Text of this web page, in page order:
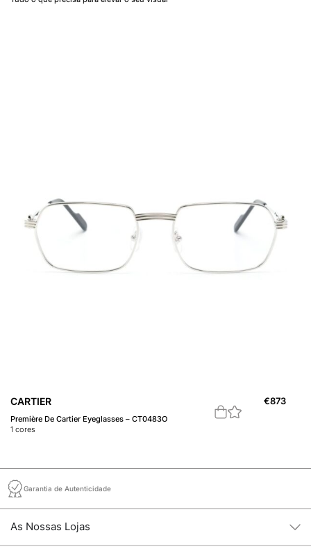
CARTIER
Première De Cartier Eyeglasses – CT0483O
1 cores
€873
Garantia de Autenticidade
As Nossas Lojas